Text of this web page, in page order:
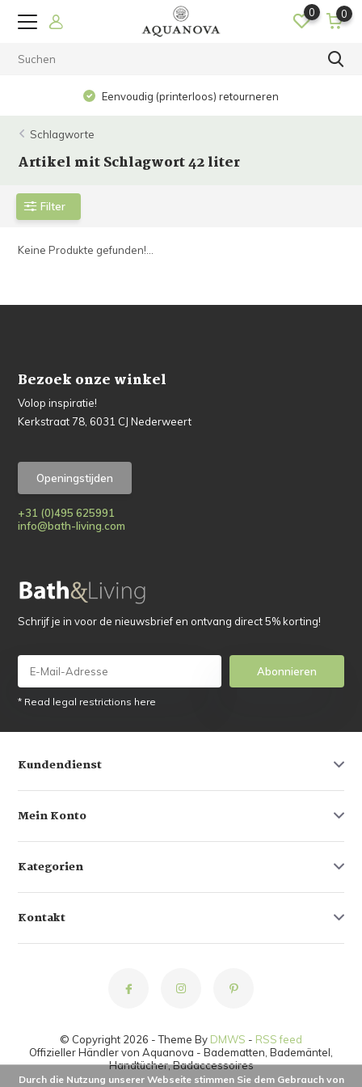
0 0
Eenvoudig (printerloos) retourneren
Schlagworte
Artikel mit Schlagwort 42 liter
Filter
Keine Produkte gefunden!...
Bezoek onze winkel
Volop inspiratie!
Kerkstraat 78, 6031 CJ Nederweert
Openingstijden
+31 (0)495 625991
info@bath-living.com
Schrijf je in voor de nieuwsbrief en ontvang direct 5% korting!
Abonnieren
* Read legal restrictions here
Kundendienst
Mein Konto
Kategorien
Kontakt
© Copyright 2026 - Theme By DMWS - RSS feed
Offizieller Händler von Aquanova - Badematten, Bademäntel,
Handtücher, Badaccessoires
Durch die Nutzung unserer Webseite stimmen Sie dem Gebrauch von